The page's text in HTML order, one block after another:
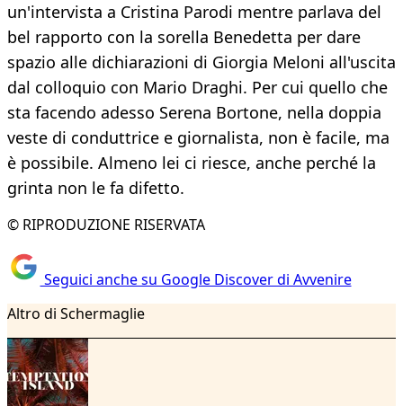
un'intervista a Cristina Parodi mentre parlava del
bel rapporto con la sorella Benedetta per dare
spazio alle dichiarazioni di Giorgia Meloni all'uscita
dal colloquio con Mario Draghi. Per cui quello che
sta facendo adesso Serena Bortone, nella doppia
veste di conduttrice e giornalista, non è facile, ma
è possibile. Almeno lei ci riesce, anche perché la
grinta non le fa difetto.
© RIPRODUZIONE RISERVATA
Seguici anche su Google Discover di Avvenire
Altro di Schermaglie